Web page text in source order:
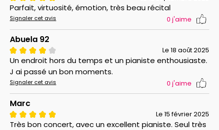
Parfait, virtuosité, émotion, très beau récital
Signaler cet avis 0 j'aime
Abuela 92
Le 18 août 2025
Un endroit hors du temps et un pianiste enthousiaste.
J ai passé un bon moments.
Signaler cet avis 0 j'aime
Marc
Le 15 février 2025
Très bon concert, avec un excellent pianiste. Seul très